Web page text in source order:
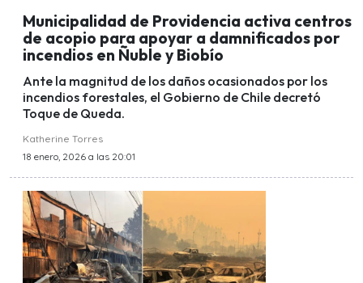
Municipalidad de Providencia activa centros
de acopio para apoyar a damnificados por
incendios en Ñuble y Biobío
Ante la magnitud de los daños ocasionados por los
incendios forestales, el Gobierno de Chile decretó
Toque de Queda.
Katherine Torres
18 enero, 2026 a las 20:01